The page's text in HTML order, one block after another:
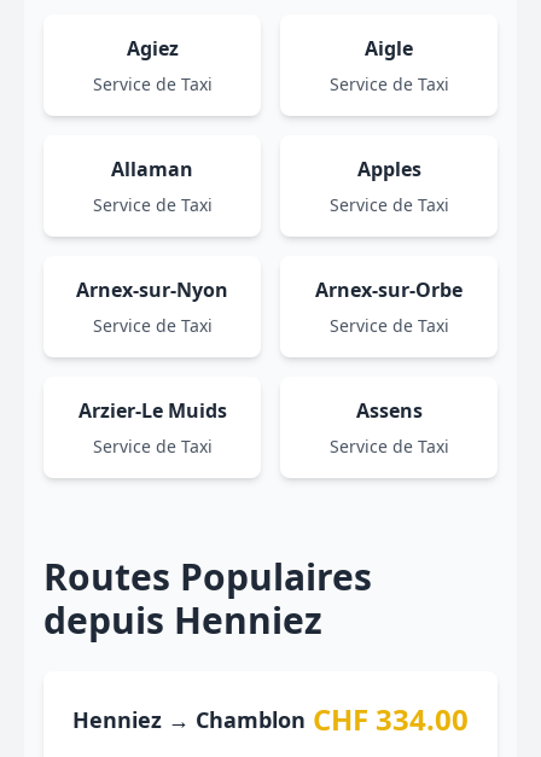
Agiez
Service de Taxi
Aigle
Service de Taxi
Allaman
Service de Taxi
Apples
Service de Taxi
Arnex-sur-Nyon
Service de Taxi
Arnex-sur-Orbe
Service de Taxi
Arzier-Le Muids
Service de Taxi
Assens
Service de Taxi
Routes Populaires
depuis Henniez
Henniez → Chamblon CHF 334.00